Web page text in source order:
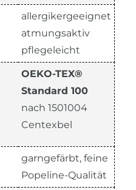
allergikergeeignet
atmungsaktiv
pflegeleicht
OEKO-TEX®
Standard 100
nach 1501004
Centexbel
garngefärbt, feine
Popeline-Qualität